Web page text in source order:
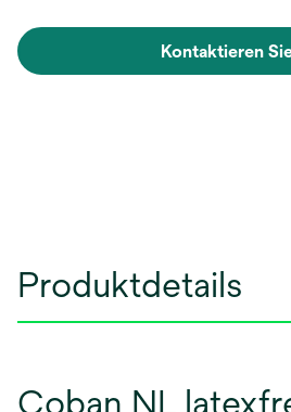
Kontaktieren
Produktdetails
Coban NL